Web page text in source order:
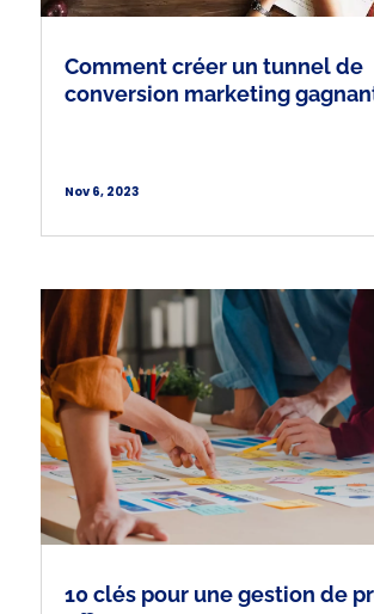
Comment créer un tunnel de
conversion marketing
Nov 6, 2023
10 clés pour une gestion de